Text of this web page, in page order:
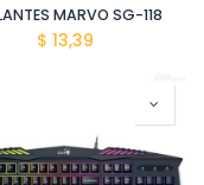
MARVO SG-118
$ 13,39